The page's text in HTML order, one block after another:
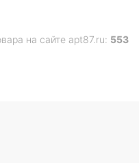
на сайте apt87.ru: 553